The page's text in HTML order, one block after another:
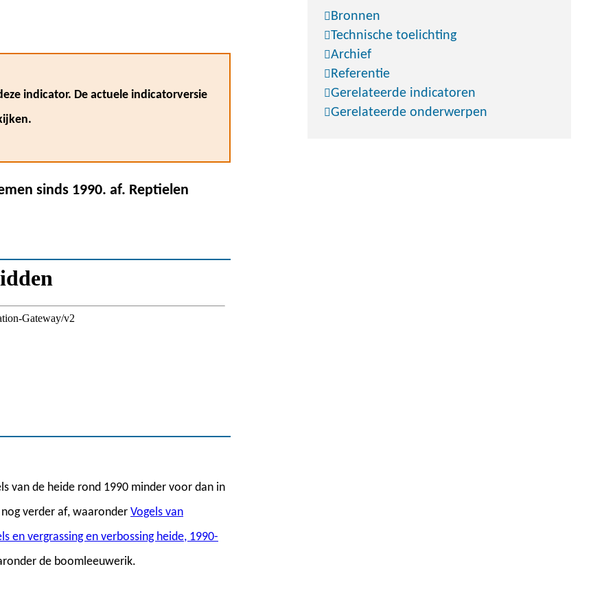
Bronnen
Technische toelichting
Archief
Referentie
Gerelateerde indicatoren
Gerelateerde onderwerpen
indicator. De actuele indicatorversie
sinds 1990. af. Reptielen
van de heide rond 1990 minder voor dan in
verder af, waaronder Vogels van
en vergrassing en verbossing heide, 1990-
de boomleeuwerik.